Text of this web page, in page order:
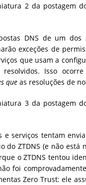
DNS de um dos
exceções de
que usam a
resolvidos. Isso
que as resoluções de
e serviços tentam
do ZTDNS (e não está
o ZTDNS tentou
foi
Zero Trust: ele